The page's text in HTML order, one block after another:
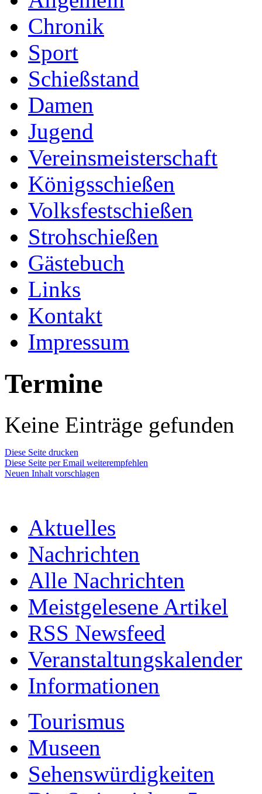
Chronik
Sport
Schießstand
Damen
Jugend
Vereinsmeisterschaft
Königsschießen
Volksfestschießen
Strohschießen
Gästebuch
Links
Kontakt
Impressum
Termine
Keine Einträge gefunden
Diese Seite drucken
Diese Seite per Email weiterempfehlen
Neuen Inhalt vorschlagen
Aktuelles
Nachrichten
Alle Nachrichten
Meistgelesene Artikel
RSS Newsfeed
Veranstaltungskalender
Informationen
Tourismus
Museen
Sehenswürdigkeiten